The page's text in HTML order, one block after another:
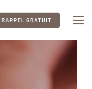
RAPPEL GRATUIT